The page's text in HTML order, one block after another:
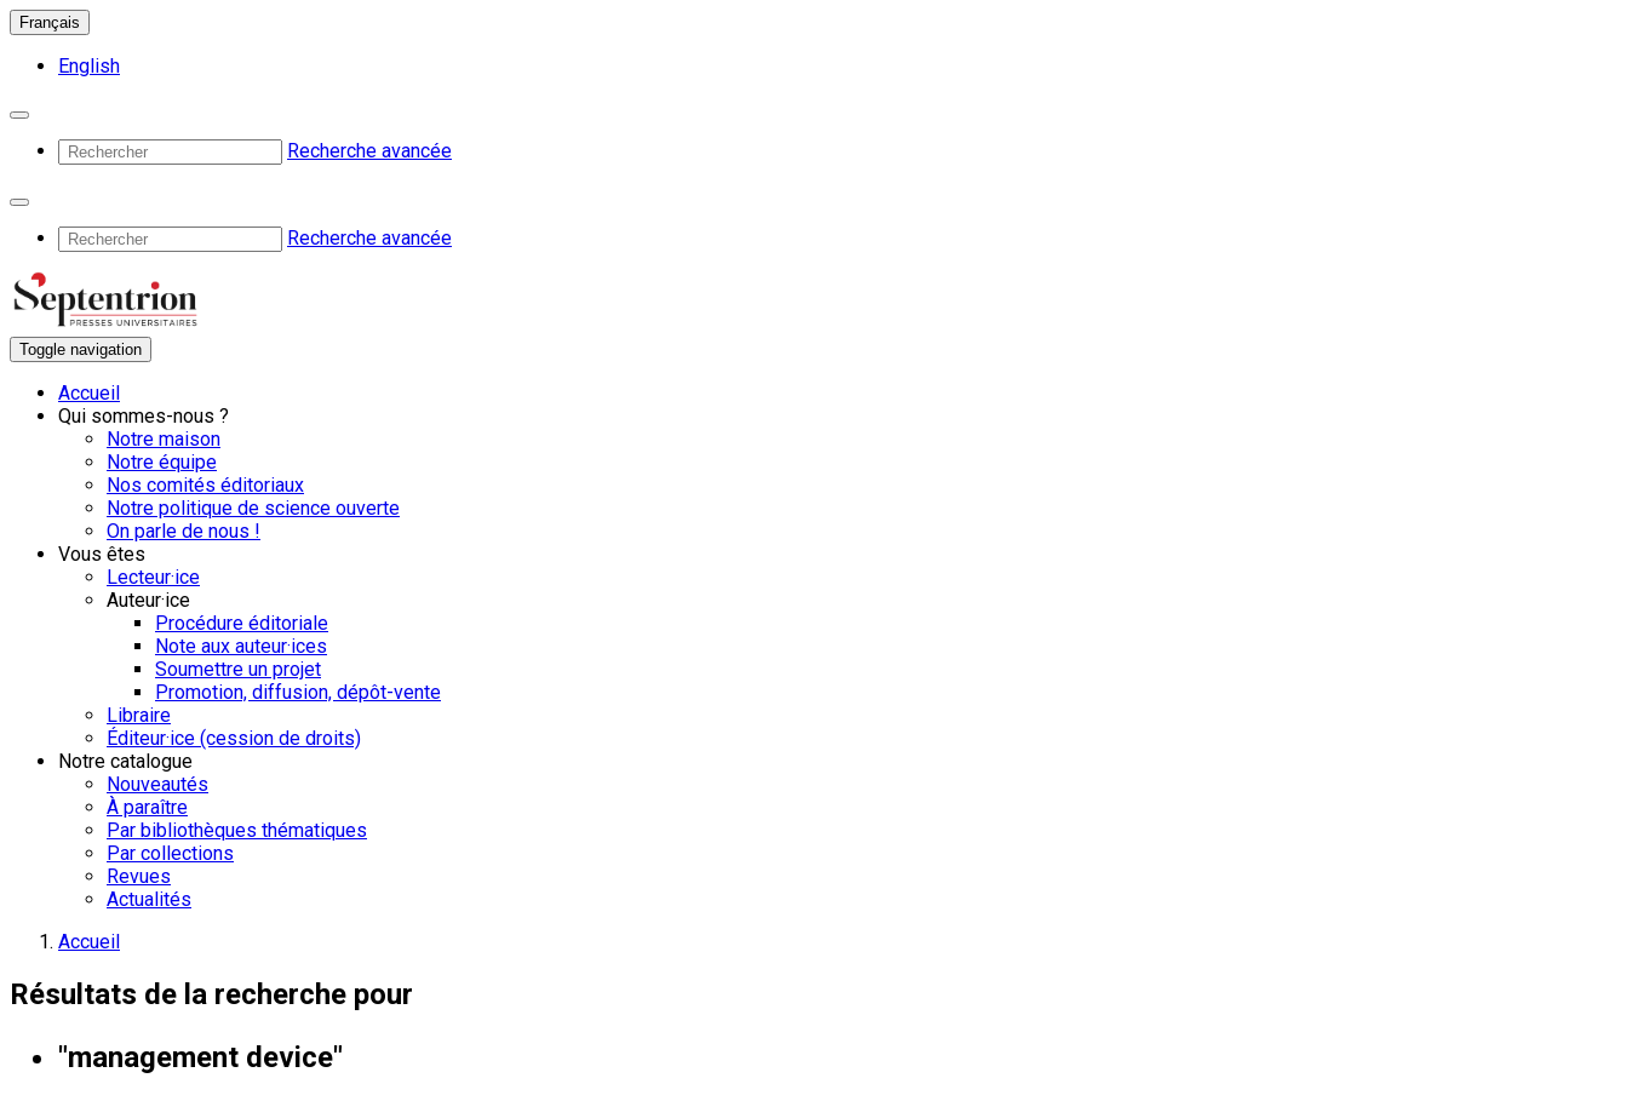
Français
English
Recherche avancée
Recherche avancée
Toggle navigation
Accueil
Qui sommes-nous ?
Notre maison
Notre équipe
Nos comités éditoriaux
Notre politique de science ouverte
On parle de nous !
Vous êtes
Lecteur·ice
Auteur·ice
Procédure éditoriale
Note aux auteur·ices
Soumettre un projet
Promotion, diffusion, dépôt-vente
Libraire
Éditeur·ice (cession de droits)
Notre catalogue
Nouveautés
À paraître
Par bibliothèques thématiques
Par collections
Revues
Actualités
Accueil
Résultats de la recherche pour
"management device"